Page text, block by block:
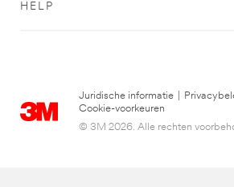
HELP
Juridische informatie
Cookie-voorkeuren
© 3M 2026. Alle rechten